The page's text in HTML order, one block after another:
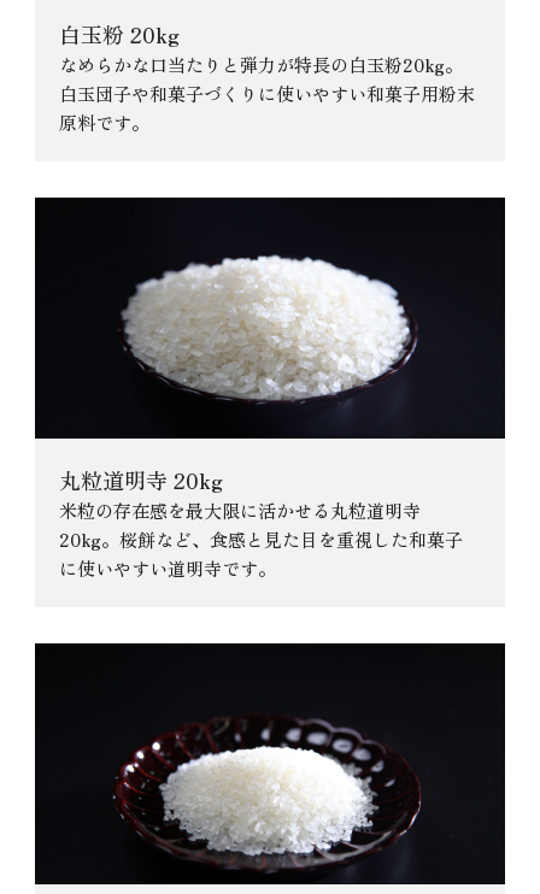
白玉粉 20kg
なめらかな口当たりと弾力が特長の白玉粉20kg。
白玉団子や和菓子づくりに使いやすい和菓子用粉末
原料です。
丸粒道明寺 20kg
米粒の存在感を最大限に活かせる丸粒道明寺
20kg。桜餅など、食感と見た目を重視した和菓子
に使いやすい道明寺です。